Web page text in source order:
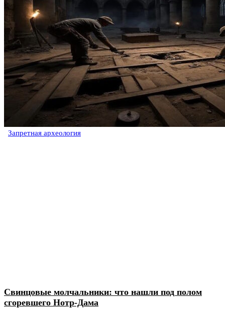
Запретная археология
Свинцовые молчальники: что нашли под полом
сгоревшего Нотр-Дама